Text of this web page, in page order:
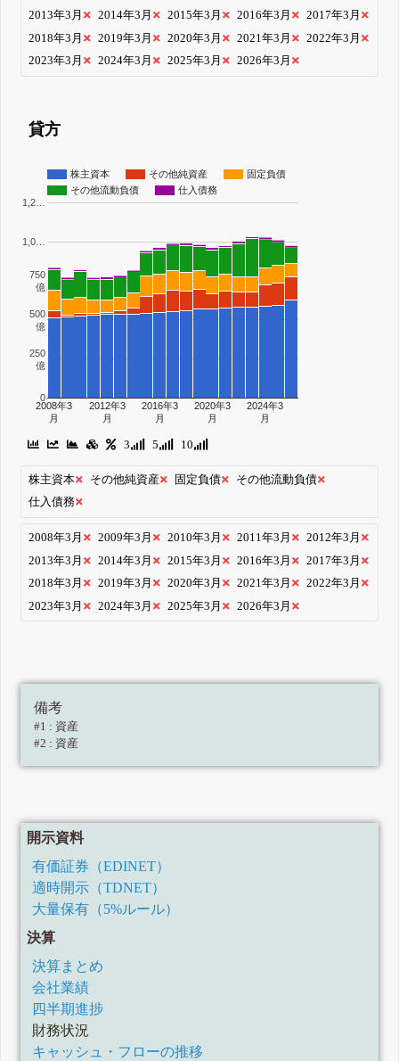
2013年3月 2014年3月 2015年3月 2016年3月
2017年3月
2018年3月
2019年3月 2020年3月 2021年3月
2022年3月
2023年3月
2024年3月 2025年3月 2026年3月
貸方
株主資本 その他純資産
固定負債
その他流動負債
仕入債務
2008年3
月
2012年3
月
2016年3
月
2020年3
月
2024年3
月
0
250
億
500
億
750
億
1,0…
1,2…
3 5 10
株主資本 その他純資産 固定負債
その他流動負債
仕入債務
2008年3月 2009年3月 2010年3月 2011年3月
2012年3月
2013年3月
2014年3月 2015年3月 2016年3月
2017年3月
2018年3月
2019年3月 2020年3月 2021年3月
2022年3月
2023年3月
2024年3月 2025年3月 2026年3月
備考
#1 : 資産
#2 : 資産
開示資料
有価証券（EDINET）
適時開示（TDNET）
大量保有（5%ルール）
決算
決算まとめ
会社業績
四半期進捗
財務状況
キャッシュ・フローの推移